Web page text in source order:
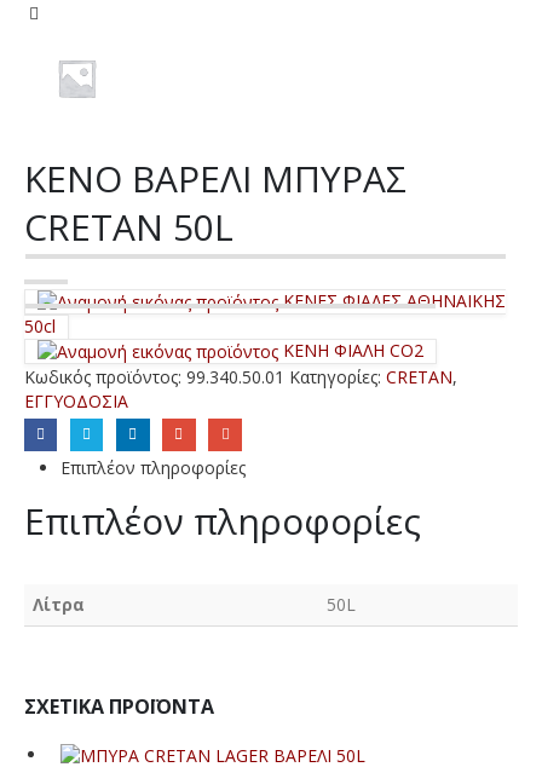
ΚΕΝΟ ΒΑΡΕΛΙ ΜΠΥΡΑΣ
CRETAN 50L
ΚΕΝΕΣ ΦΙΑΛΕΣ ΑΘΗΝΑΙΚΗΣ
50cl
ΚΕΝΗ ΦΙΑΛΗ CO2
Κωδικός προϊόντος: 99.340.50.01 Κατηγορίες: CRETAN,
ΕΓΓΥΟΔΟΣΙΑ
Επιπλέον πληροφορίες
Επιπλέον πληροφορίες
Λίτρα 50L
ΣΧΕΤΙΚΆ ΠΡΟΪΌΝΤΑ